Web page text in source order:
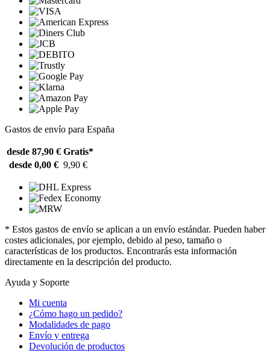
Gastos de envío para España
desde 87,90 € Gratis*
desde 0,00 € 9,90 €
* Estos gastos de envío se aplican a un envío estándar. Pueden haber
costes adicionales, por ejemplo, debido al peso, tamaño o
características de los productos. Encontrarás esta información
directamente en la descripción del producto.
Ayuda y Soporte
Mi cuenta
¿Cómo hago un pedido?
Modalidades de pago
Envío y entrega
Devolución de productos